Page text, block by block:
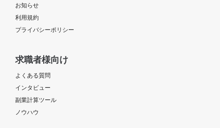
お知らせ
利用規約
プライバシーポリシー
求職者様向け
よくある質問
インタビュー
副業計算ツール
ノウハウ